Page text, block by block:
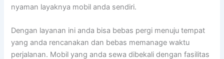
nyaman layaknya mobil anda sendiri.
Dengan layanan ini anda bisa bebas pergi menuju tempat
yang anda rencanakan dan bebas memanage waktu
perjalanan. Mobil yang anda sewa dibekali dengan fasilitas